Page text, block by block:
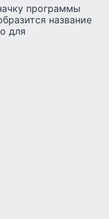
программы
название
для